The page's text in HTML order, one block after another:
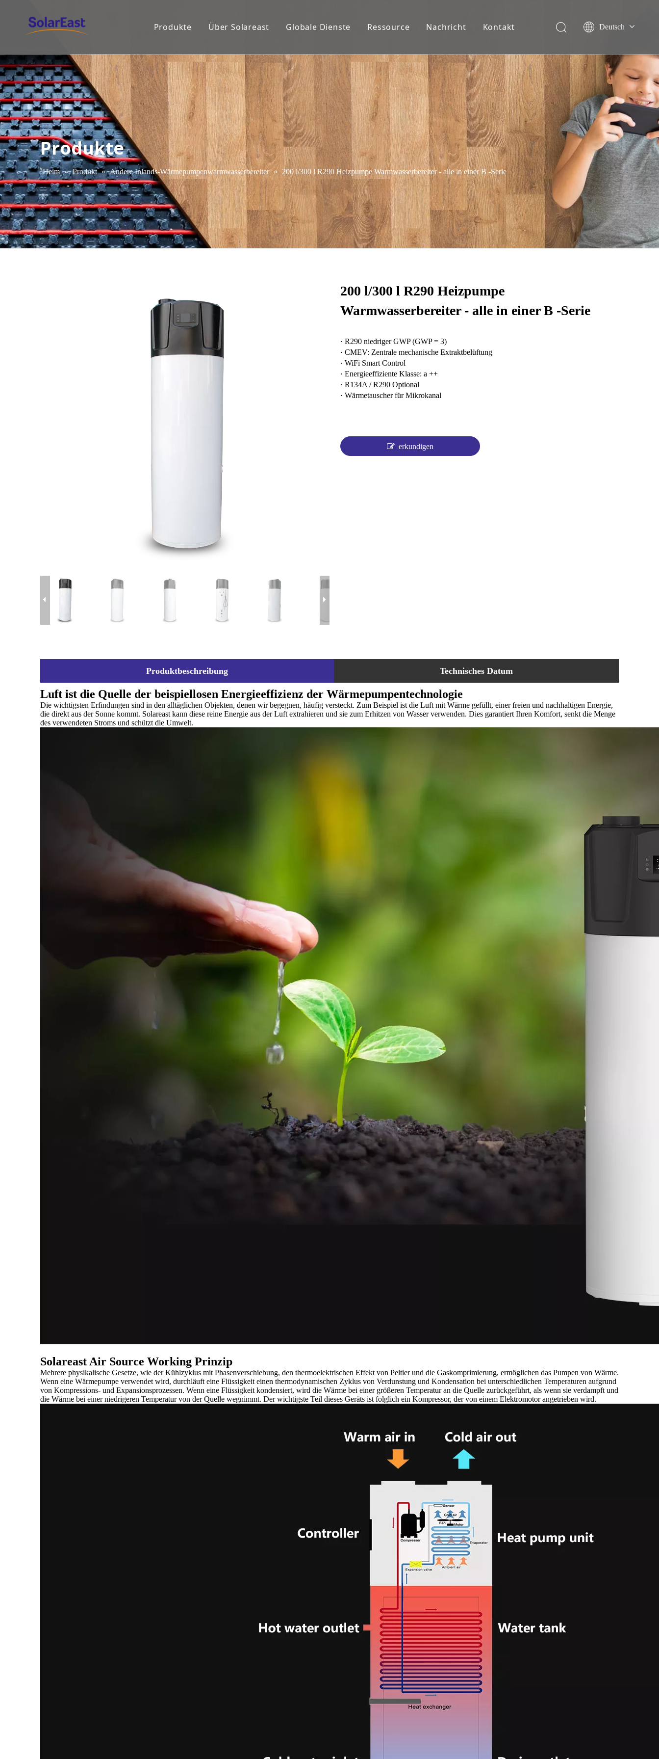
Produkte Über Solareast Globale Dienste Ressource Nachricht Kontakt Deutsch
Français
Español
Italiano
Nederlands
Produkte
Heim » Produkt » Andere Inlands-Wärmepumpenwarmwasserbereiter » 200 l/300 l R290 Heizpumpe Warmwasserbereiter - alle in einer B -Serie
200 l/300 l R290 Heizpumpe
Warmwasserbereiter - alle in einer B -Serie
· R290 niedriger GWP (GWP = 3)
· CMEV: Zentrale mechanische Extraktbelüftung
· WiFi Smart Control
· Energieeffiziente Klasse: a ++
· R134A / R290 Optional
· Wärmetauscher für Mikrokanal
erkundigen
Produktbeschreibung Technisches Datum
Luft ist die Quelle der beispiellosen Energieeffizienz der Wärmepumpentechnologie
Die wichtigsten Erfindungen sind in den alltäglichen Objekten, denen wir begegnen, häufig versteckt. Zum Beispiel ist die Luft mit Wärme gefüllt, einer freien und nachhaltigen Energie,
die direkt aus der Sonne kommt. Solareast kann diese reine Energie aus der Luft extrahieren und sie zum Erhitzen von Wasser verwenden. Dies garantiert Ihren Komfort, senkt die Menge
des verwendeten Stroms und schützt die Umwelt.
Solareast Air Source Working Prinzip
Mehrere physikalische Gesetze, wie der Kühlzyklus mit Phasenverschiebung, den thermoelektrischen Effekt von Peltier und die Gaskomprimierung, ermöglichen das Pumpen von Wärme.
Wenn eine Wärmepumpe verwendet wird, durchläuft eine Flüssigkeit einen thermodynamischen Zyklus von Verdunstung und Kondensation bei unterschiedlichen Temperaturen aufgrund
von Kompressions- und Expansionsprozessen. Wenn eine Flüssigkeit kondensiert, wird die Wärme bei einer größeren Temperatur an die Quelle zurückgeführt, als wenn sie verdampft und
die Wärme bei einer niedrigeren Temperatur von der Quelle wegnimmt. Der wichtigste Teil dieses Geräts ist folglich ein Kompressor, der von einem Elektromotor angetrieben wird.